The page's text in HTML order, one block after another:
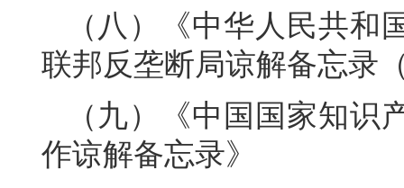
（八）《中华人民共
联邦反垄断局谅解备忘录
（九）《中国国家知
作谅解备忘录》